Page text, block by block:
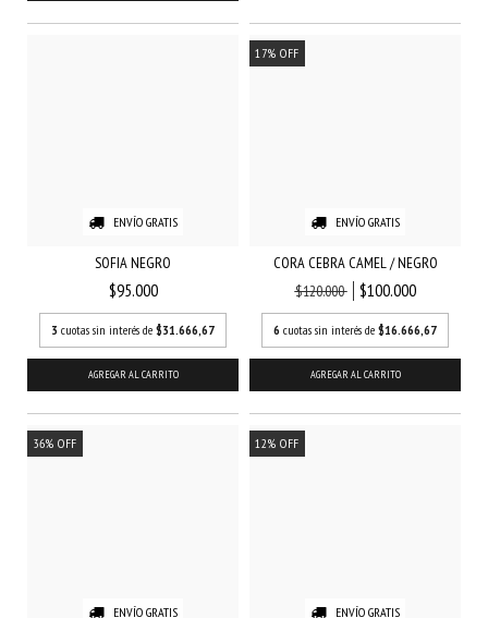
ENVÍO GRATIS
SOFIA NEGRO
$95.000
3 cuotas sin interés de $31.666,67
AGREGAR AL CARRITO
17% OFF
ENVÍO GRATIS
CORA CEBRA CAMEL / NEGRO
$120.000
$100.000
6 cuotas sin interés de $16.666,67
AGREGAR AL CARRITO
36% OFF
ENVÍO GRATIS
12% OFF
ENVÍO GRATIS